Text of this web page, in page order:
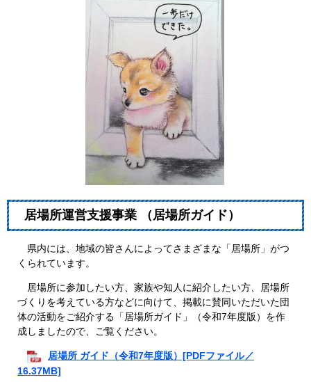
居場所運営支援事業 （居場所ガイド）
県内には、地域の皆さんによってさまざまな「居場所」がつ
くられています。
居場所に参加したい方、家族や知人に紹介したい方、居場所
づくりを考えている方などに向けて、掲載に賛同いただいた団
体の活動をご紹介する「居場所ガイド」（令和7年度版）を作
成しましたので、ご覧ください。
居場所 ガイド（令和7年度版）[PDFファイル／
16.37MB]